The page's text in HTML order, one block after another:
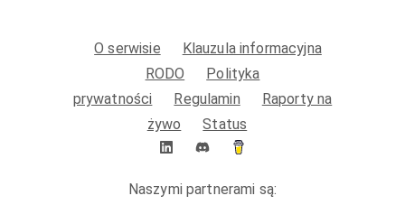
O serwisie
Klauzula informacyjna
RODO
Polityka
prywatności
Regulamin
Raporty na
żywo
Status
Naszymi partnerami są: